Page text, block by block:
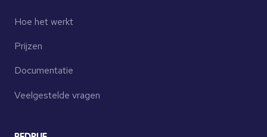
Hoe het werkt
Prijzen
Documentatie
Veelgestelde vragen